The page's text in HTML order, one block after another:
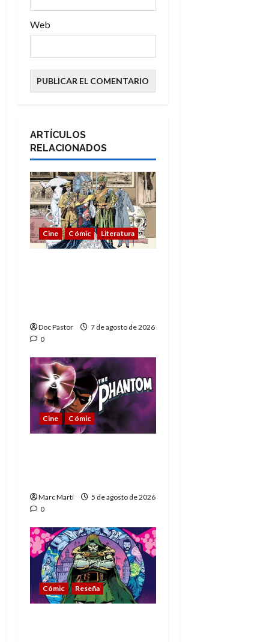
s
Web
ARTÍCULOS
RELACIONADOS
Cine Cómic Literatura
Doc Pastor
7 de agosto de 2026
0
Cine Cómic
Marc Martí
5 de agosto de 2026
0
Cómic Reseña